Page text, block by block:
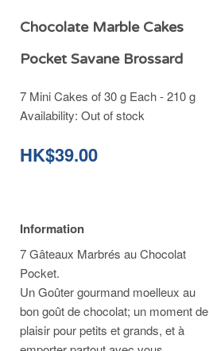
Chocolate Marble Cakes
Pocket Savane Brossard
7 Mini Cakes of 30 g Each - 210 g
Availability: Out of stock
HK$39.00
Information
7 Gâteaux Marbrés au Chocolat
Pocket.
Un Goûter gourmand moelleux au
bon goût de chocolat; un moment de
plaisir pour petits et grands, et à